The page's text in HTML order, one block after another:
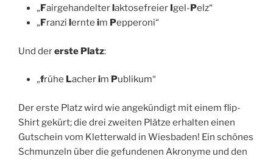
„Fairgehandelterlaktosefreier Igel-Pelz“
„Franzi lernte im Pepperoni“
Und dererste Platz:
„frühe Lacherim Publikum“
Der erste Platz wird wie angekündigt mit einem flip-
Shirt gekürt; die drei zweiten Plätze erhalten einen
Gutschein vom Kletterwald in Wiesbaden! Ein schönes
Schmunzeln über die gefundenen Akronyme und den